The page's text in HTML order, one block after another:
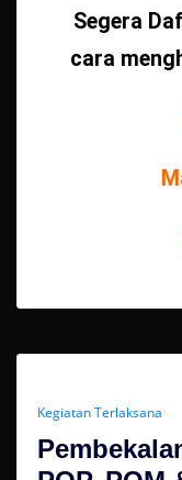
Segera
cara
Kegiatan Terlaksana